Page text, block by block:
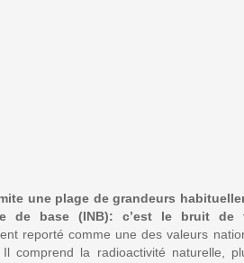
une plage de grandeurs
de base (INB): c’est le bruit de
reporté comme une des valeurs
comprend la radioactivité naturelle,